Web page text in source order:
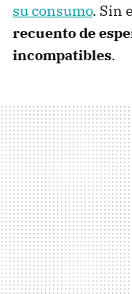
su consumo. Sin
recuento de
incompatibles.